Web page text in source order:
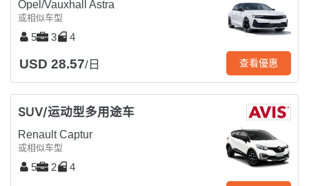
Opel/Vauxhall Astra
或相似车型
5 3 4
USD 28.57/日 查看優惠
SUV/运动型多用途车
Renault Captur
或相似车型
5 2 4